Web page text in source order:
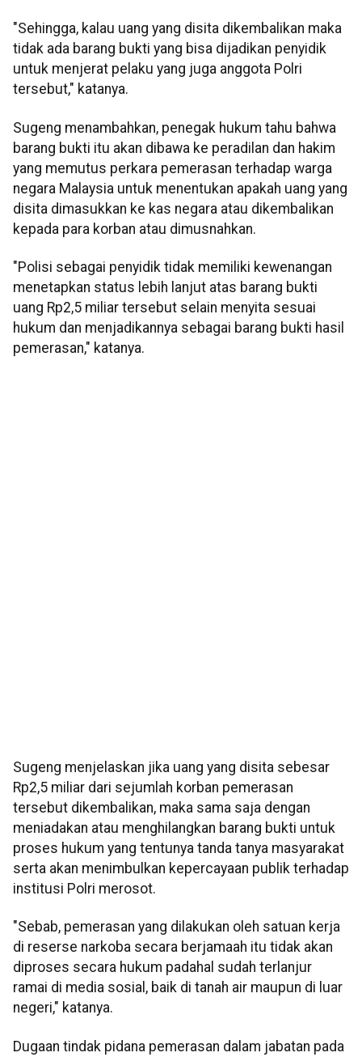
"Sehingga, kalau uang yang disita dikembalikan maka
tidak ada barang bukti yang bisa dijadikan penyidik
untuk menjerat pelaku yang juga anggota Polri
tersebut," katanya.
Sugeng menambahkan, penegak hukum tahu bahwa
barang bukti itu akan dibawa ke peradilan dan hakim
yang memutus perkara pemerasan terhadap warga
negara Malaysia untuk menentukan apakah uang yang
disita dimasukkan ke kas negara atau dikembalikan
kepada para korban atau dimusnahkan.
"Polisi sebagai penyidik tidak memiliki kewenangan
menetapkan status lebih lanjut atas barang bukti
uang Rp2,5 miliar tersebut selain menyita sesuai
hukum dan menjadikannya sebagai barang bukti hasil
pemerasan," katanya.
Sugeng menjelaskan jika uang yang disita sebesar
Rp2,5 miliar dari sejumlah korban pemerasan
tersebut dikembalikan, maka sama saja dengan
meniadakan atau menghilangkan barang bukti untuk
proses hukum yang tentunya tanda tanya masyarakat
serta akan menimbulkan kepercayaan publik terhadap
institusi Polri merosot.
"Sebab, pemerasan yang dilakukan oleh satuan kerja
di reserse narkoba secara berjamaah itu tidak akan
diproses secara hukum padahal sudah terlanjur
ramai di media sosial, baik di tanah air maupun di luar
negeri," katanya.
Dugaan tindak pidana pemerasan dalam jabatan pada